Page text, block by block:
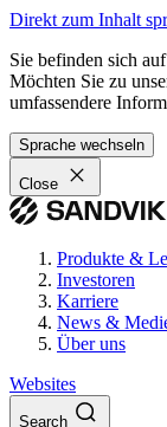
Direkt zum Inhalt
Sie befinden sich
Möchten Sie zu
umfassendere
Sprache wechseln
Close
Produkte &
Investoren
Karriere
News &
Über uns
Websites
Search